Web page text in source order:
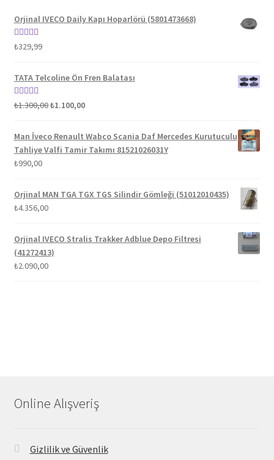
Orjinal IVECO Daily Kapı Hoparlörü (5801473668)
5 üzerinden
₺329,99
TATA Telcoline Ön Fren Balatası
5 üzerinden
₺1.300,00Orijinal
₺1.300,00.
₺1.100,00Şu
fiyat:
₺1.100,00.
Man İveco Renault Wabco Scania Daf Mercedes Kurutuculu
Tahliye Valfi Tamir Takımı 81521026031Y
₺990,00
Orjinal MAN TGA TGX TGS Silindir Gömleği (51012010435)
₺4.356,00
Orjinal IVECO Stralis Trakker Adblue Depo Filtresi
(41272413)
₺2.090,00
Online Alışveriş
Gizlilik ve Güvenlik